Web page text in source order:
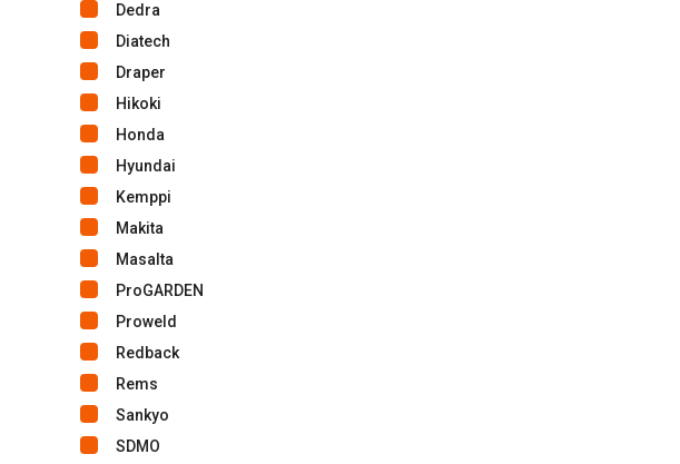
Dedra
Diatech
Draper
Hikoki
Honda
Hyundai
Kemppi
Makita
Masalta
ProGARDEN
Proweld
Redback
Rems
Sankyo
SDMO